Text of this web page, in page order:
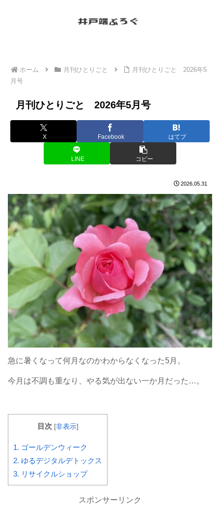
ホーム 月刊ひとりごと
月刊ひとりごと 2026年5
月号
月刊ひとりごと 2026年5月号
X Facebook はてブ
LINE コピー
2026.05.31
急に暑くなって何月なのかわからなくなった5月。
今月は不調も重なり、やる気が出ない一か月だった…。
目次 [非表示]
1. ゴールデンウィーク
2. ゆるデジタルデトックス
3. リサイクルショップ
スポンサーリンク